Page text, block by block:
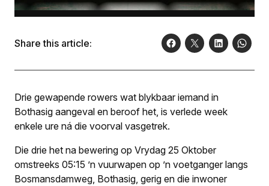
Share this article:
Drie gewapende rowers wat blykbaar iemand in
Bothasig aangeval en beroof het, is verlede week
enkele ure ná die voorval vasgetrek.
Die drie het na bewering op Vrydag 25 Oktober
omstreeks 05:15 ’n vuurwapen op ’n voetganger langs
Bosmansdamweg, Bothasig, gerig en die inwoner